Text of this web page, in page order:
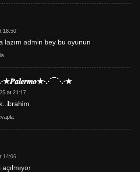
18:50
lazım admin bey bu oyunun
at 21:17
14:06